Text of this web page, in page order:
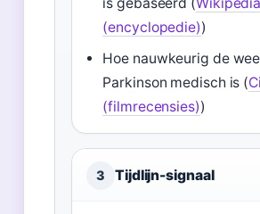
(encyclopedie))
Hoe nauwkeurig de
Parkinson medisch is (
(filmrecensies))
3 Tijdlijn-signaal